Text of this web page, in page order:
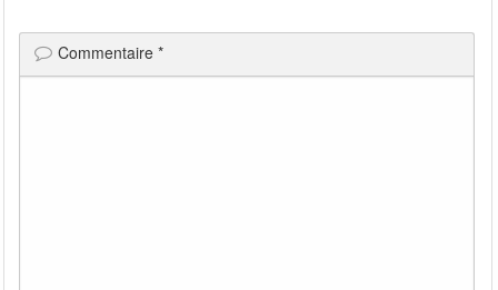
Commentaire*